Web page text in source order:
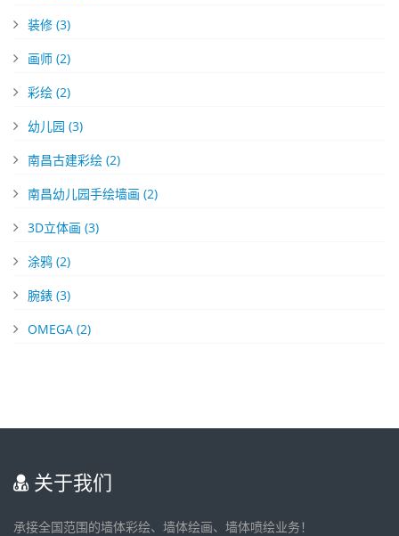
装修 (3)
画师 (2)
彩绘 (2)
幼儿园 (3)
南昌古建彩绘 (2)
南昌幼儿园手绘墙画 (2)
3D立体画 (3)
涂鸦 (2)
腕錶 (3)
OMEGA (2)
关于我们
承接全国范围的墙体彩绘、墙体绘画、墙体喷绘业务！